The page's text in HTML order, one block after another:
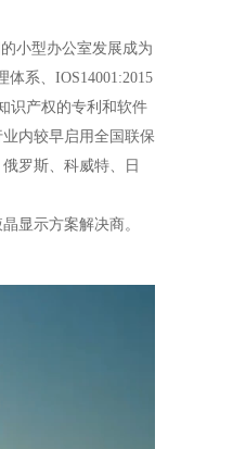
小型办公室发展成为
系、IOS14001:2015
识产权的专利和软件
内较早启用全国联保
罗斯、科威特、日
显示方案解决商。